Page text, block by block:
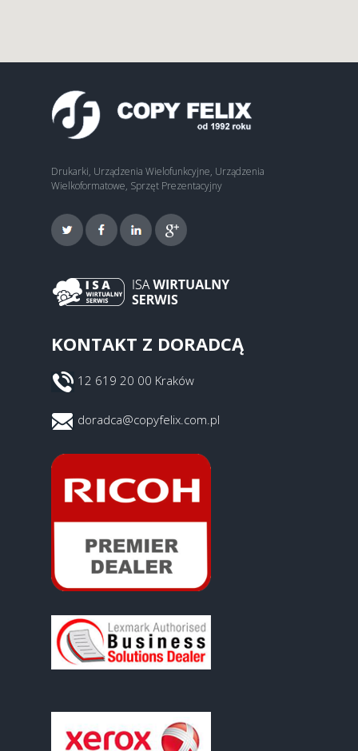
Drukarki, Urządzenia Wielofunkcyjne, Urządzenia
Wielkoformatowe, Sprzęt Prezentacyjny
KONTAKT Z DORADCĄ
12 619 20 00 Kraków
doradca@copyfelix.com.pl